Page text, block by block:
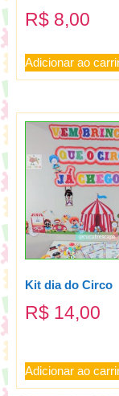
R$ 8,00
Adicionar ao
Kit dia do Circo
R$ 14,00
Adicionar ao